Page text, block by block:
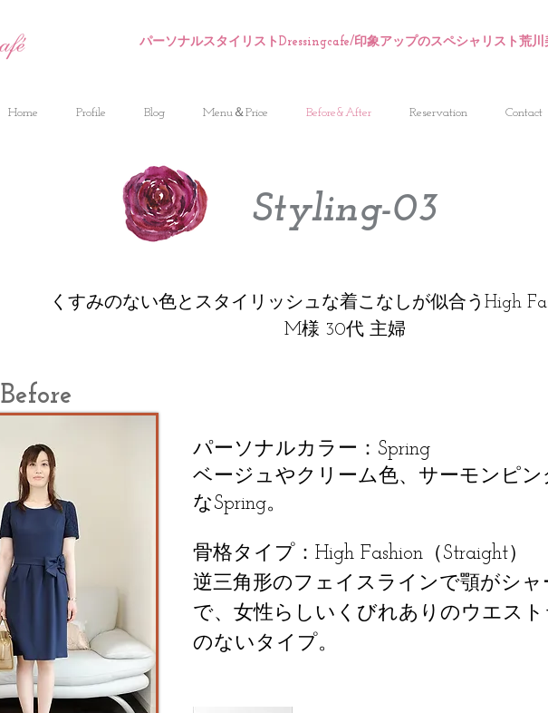
パーソナルスタイリストDressingcafe/印象アップのスペシャリスト荒川
Home Profile Blog Menu＆Price Before&After Reservation Contact
Styling-03
くすみのない色とスタイリッシュな着こなしが似合うHigh
M様 30代 主婦
Before
パーソナルカラー：Spring
ベージュやクリーム色、サーモンピン
なSpring。
骨格タイプ：High Fashion（Straight）
逆三角形のフェイスラインで顎がシャ
で、女性らしいくびれありのウエス
のないタイプ。